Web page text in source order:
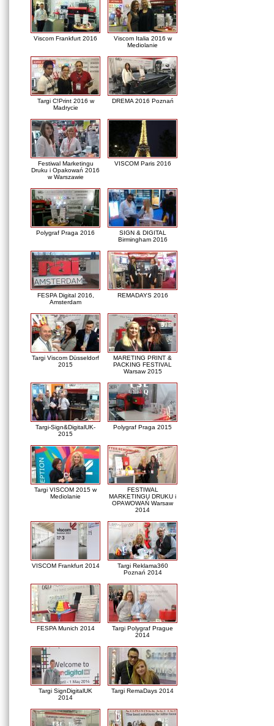
Viscom Frankfurt 2016
Viscom Italia 2016 w
Mediolanie
Targi C!Print 2016 w
Madrycie
DREMA 2016 Poznań
Festiwal Marketingu
Druku i Opakowań 2016
w Warszawie
VISCOM Paris 2016
Polygraf Praga 2016
SIGN & DIGITAL
Birmingham 2016
FESPA Digital 2016,
Amsterdam
REMADAYS 2016
Targi Viscom Düsseldorf
2015
MARETING PRINT &
PACKING FESTIVAL
Warsaw 2015
Targi-Sign&DigitalUK-
2015
Polygraf Praga 2015
Targi VISCOM 2015 w
Mediolanie
FESTIWAL
MARKETINGU DRUKU i
OPAWOWAŃ Warsaw
2014
VISCOM Frankfurt 2014
Targi Reklama360
Poznań 2014
FESPA Munich 2014
Targi Polygraf Prague
2014
Targi SignDigitalUK
2014
Targi RemaDays 2014